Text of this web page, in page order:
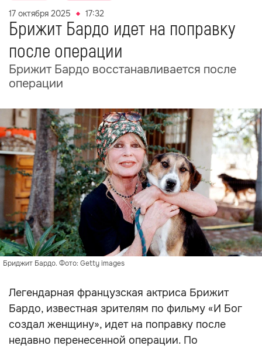
17 октября 2025 17:32
Брижит Бардо идет на поправку
после операции
Брижит Бардо восстанавливается после
операции
Бриджит Бардо. Фото: Getty images
Легендарная французская актриса Брижит
Бардо, известная зрителям по фильму «И Бог
создал женщину», идет на поправку после
недавно перенесенной операции. По